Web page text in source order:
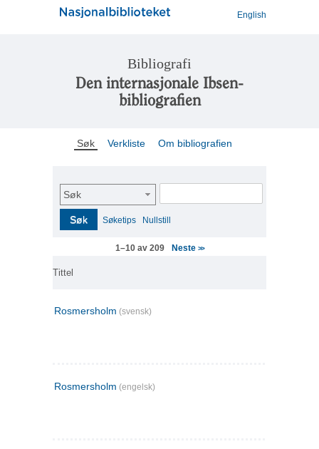
English
Bibliografi
Den internasjonale Ibsen-
bibliografien
Søk Verkliste Om bibliografien
Søk
Søk Søketips Nullstill
1–10 av 209 Neste >>
Tittel
Rosmersholm (svensk)
Rosmersholm (engelsk)